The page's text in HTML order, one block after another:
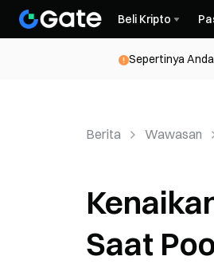
Beli Kripto
Sepertinya
Berita Wawasan
Saat